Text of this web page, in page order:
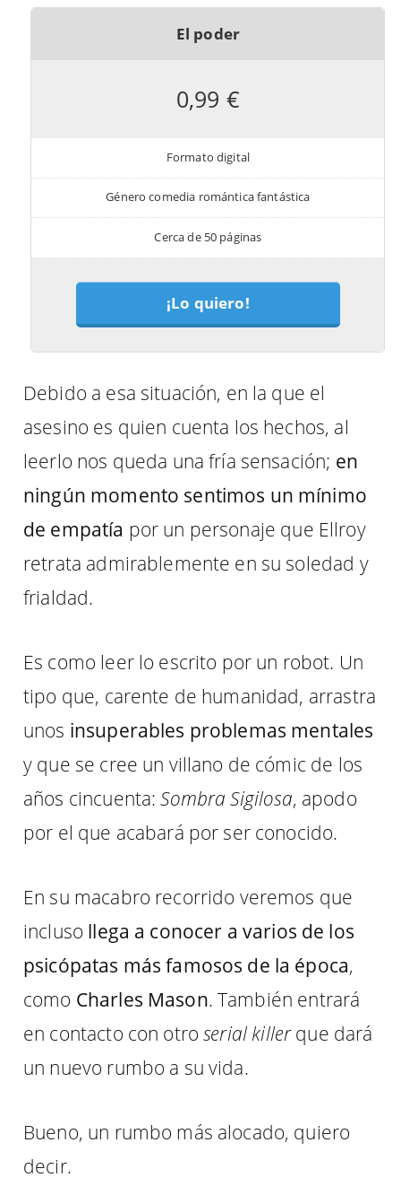
El poder
0,99 €
Formato digital
Género comedia romántica fantástica
Cerca de 50 páginas
¡Lo quiero!
Debido a esa situación, en la que el
asesino es quien cuenta los hechos, al
leerlo nos queda una fría sensación; en
ningún momento sentimos un mínimo
de empatía por un personaje que Ellroy
retrata admirablemente en su soledad y
frialdad.
Es como leer lo escrito por un robot. Un
tipo que, carente de humanidad, arrastra
unos insuperables problemas mentales
y que se cree un villano de cómic de los
años cincuenta:Sombra Sigilosa, apodo
por el que acabará por ser conocido.
En su macabro recorrido veremos que
incluso llega a conocer a varios de los
psicópatas más famosos de la época,
como Charles Mason. También entrará
en contacto con otroserial killerque dará
un nuevo rumbo a su vida.
Bueno, un rumbo más alocado, quiero
decir.